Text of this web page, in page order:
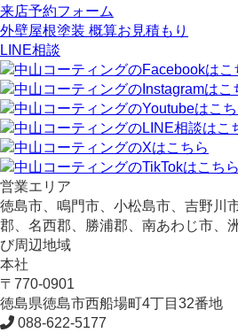
来店予約フォーム
外壁屋根塗装 概算お見積もり
LINE相談
営業エリア
徳島市、鳴門市、小松島市、吉野川
郡、名西郡、勝浦郡、南あわじ市、
び周辺地域
本社
〒770-0901
徳島県徳島市西船場町4丁目32番地
088-622-5177